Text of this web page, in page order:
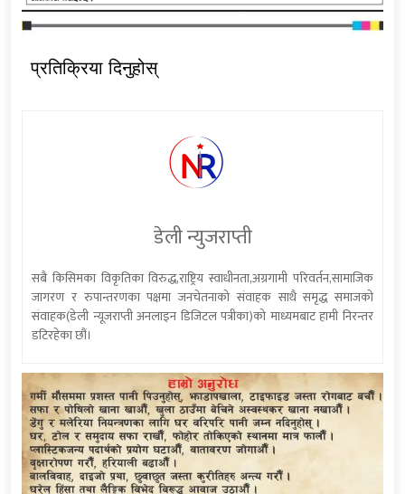
प्रतिक्रिया दिनुहोस्
डेली न्युजराप्ती
सबै किसिमका विकृतिका विरुद्ध,राष्ट्रिय स्वाधीनता,अग्रगामी परिवर्तन,सामाजिक
जागरण र रुपान्तरणका पक्षमा जनचेतनाको संवाहक साथै समृद्ध समाजको
संवाहक(डेली न्यूजराप्ती अनलाइन डिजिटल पत्रीका)को माध्यमबाट हामी निरन्तर
डटिरहेका छौं।